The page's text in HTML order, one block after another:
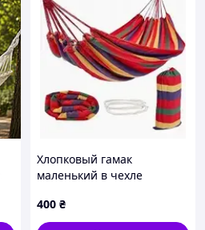
Хлопковый гамак
маленький в чехле
400 ₴